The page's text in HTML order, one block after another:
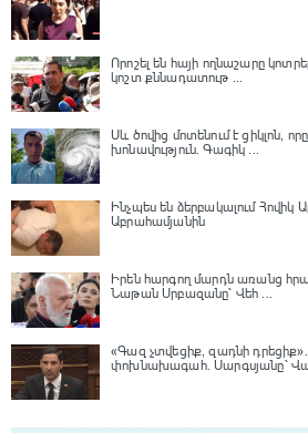
Որոշել են հայի ողնաշարը
կոշտ քննադատութ ...
Սև ծովից մոտենում է ցիկլոն,
խոնավություն․ Գագիկ ...
Ինչպես են ձերբակալում Հովիկ
Աբրահամյանին
Իրեն հարգող մարդն առանց
Նաթան Սրբազանը՝ Վեհ ...
«Գազ չտվեցիք, զադնի դրեցիք».
փոխնախագահ. Սարգսյանը՝